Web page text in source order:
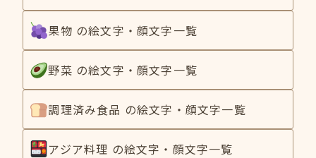
果物 の絵文字・顔文字一覧
野菜 の絵文字・顔文字一覧
調理済み食品 の絵文字・顔文字一覧
アジア料理 の絵文字・顔文字一覧